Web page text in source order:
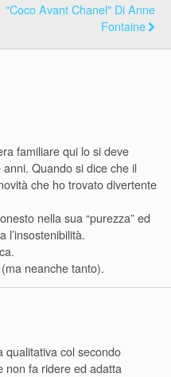
"Coco Avant Chanel" Di Anne
Fontaine
familiare qui lo si deve
Quando si dice che il
che ho trovato divertente
nella sua “purezza” ed
l’insostenibilità.
neanche tanto).
qualitativa col secondo
non fa ridere ed adatta